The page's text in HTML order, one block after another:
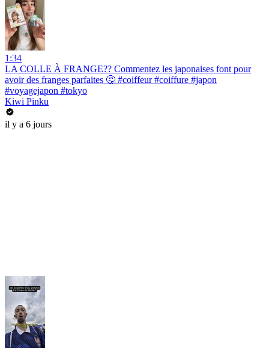
1:34
LA COLLE À FRANGE?? Commentez les japonaises font pour
avoir des franges parfaites 🤔 #coiffeur #coiffure #japon
#voyagejapon #tokyo
Kiwi Pinku
il y a 6 jours